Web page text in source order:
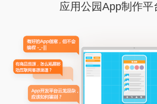
应用公园App制作平